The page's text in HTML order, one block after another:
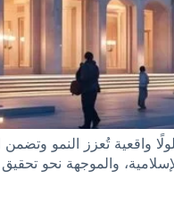
واقعية تُعزز النمو وتضمن
والموجهة نحو